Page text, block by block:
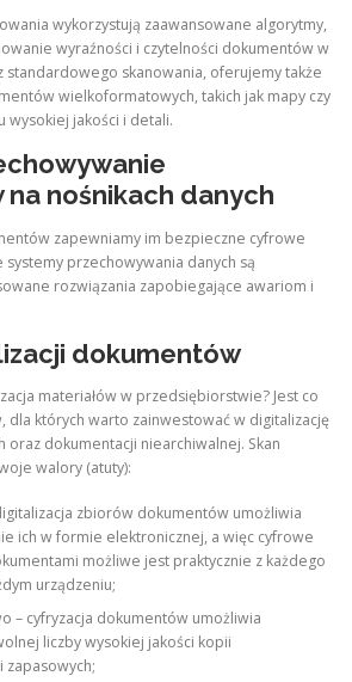
wykorzystują zaawansowane algorytmy,
wyraźności i czytelności dokumentów w
skanowania, oferujemy także
wielkoformatowych, takich jak mapy czy
wysokiej jakości i detali.
nośnikach danych
zapewniamy im bezpieczne cyfrowe
przechowywania danych są
rozwiązania zapobiegające awariom i
dokumentów
materiałów w przedsiębiorstwie? Jest co
dla których warto zainwestować w digitalizację
oraz dokumentacji niearchiwalnej. Skan
walory (atuty):
zbiorów dokumentów umożliwia
ich w formie elektronicznej, a więc cyfrowe
możliwe jest praktycznie z każdego
urządzeniu;
– cyfryzacja dokumentów umożliwia
liczby wysokiej jakości kopii
zapasowych;